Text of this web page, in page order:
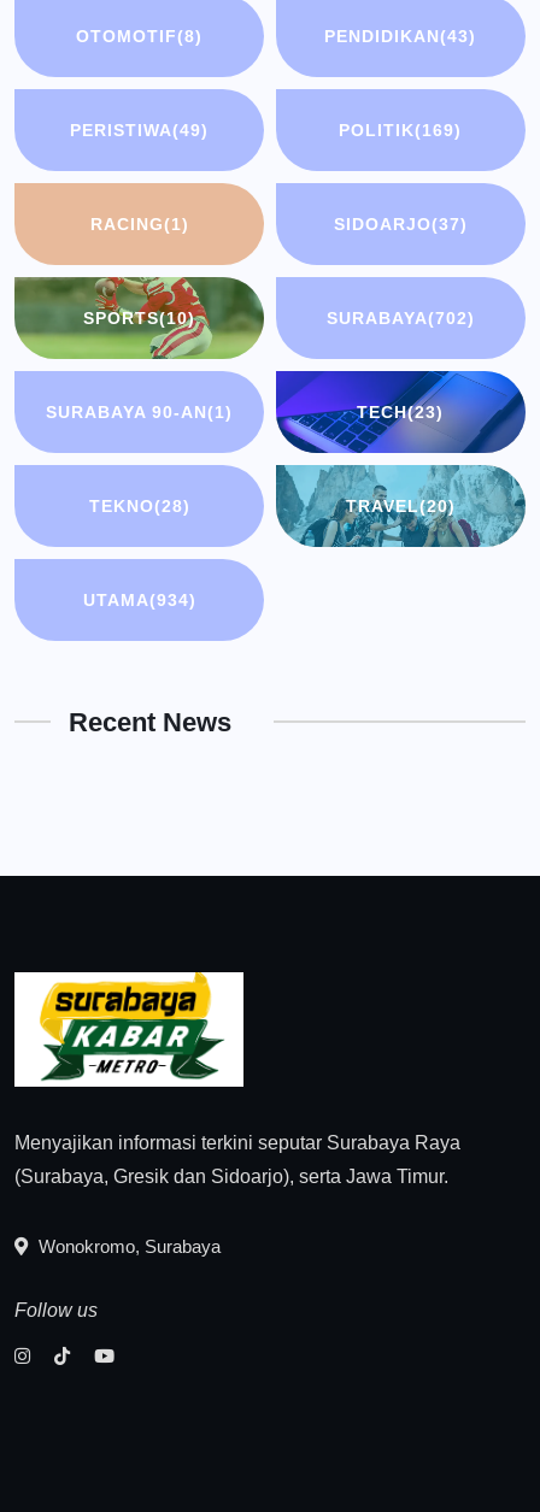
OTOMOTIF(8) PENDIDIKAN(43)
PERISTIWA(49) POLITIK(169)
RACING(1) SIDOARJO(37)
SPORTS(10) SURABAYA(702)
SURABAYA 90-AN(1) TECH(23)
TEKNO(28) TRAVEL(20)
UTAMA(934)
Recent News
Menyajikan informasi terkini seputar Surabaya Raya
(Surabaya, Gresik dan Sidoarjo), serta Jawa Timur.
Wonokromo, Surabaya
Follow us